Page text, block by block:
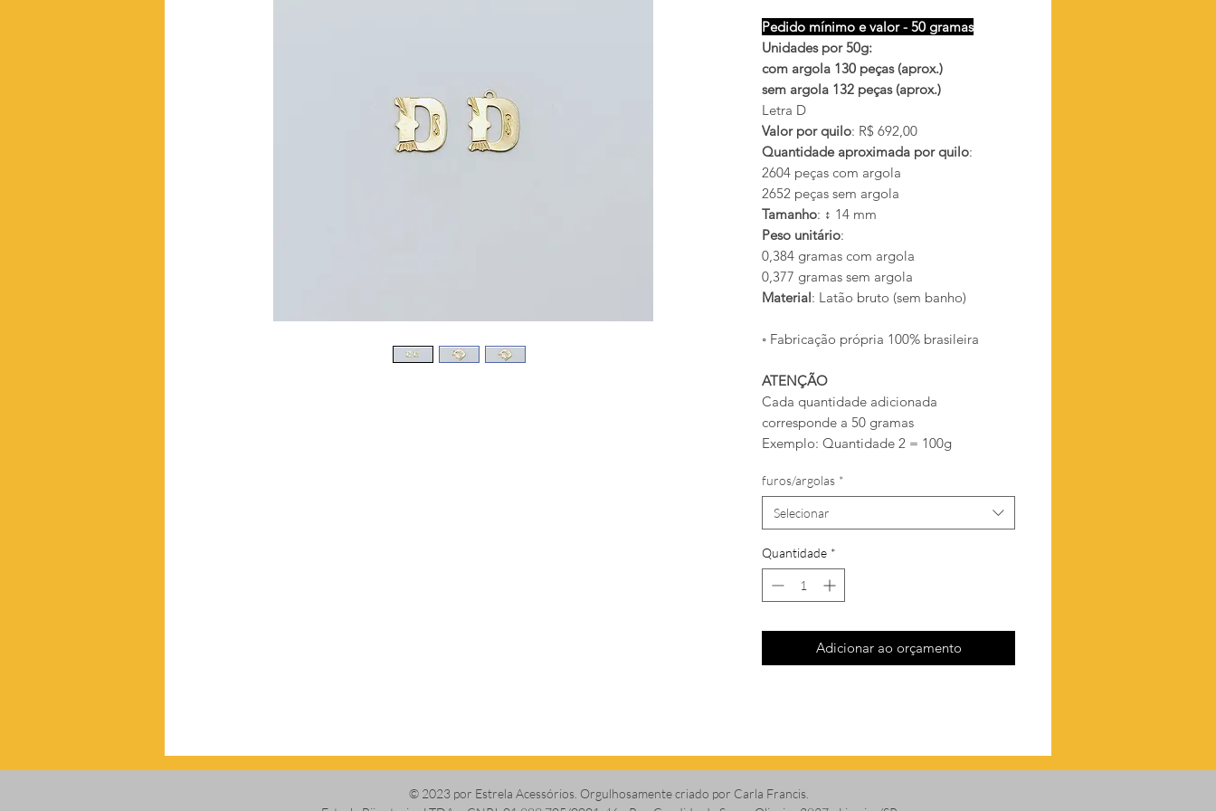
Pedido mínimo e valor - 50 gramas
Unidades por 50g:
com argola 130 peças (aprox.)
sem argola 132 peças (aprox.)
Letra D
Valor por quilo: R$ 692,00
Quantidade aproximada por quilo:
2604 peças com argola
2652 peças sem argola
Tamanho: ↕ 14 mm
Peso unitário:
0,384 gramas com argola
0,377 gramas sem argola
Material: Latão bruto (sem banho)
◦ Fabricação própria 100% brasileira
ATENÇÃO
Cada quantidade adicionada
corresponde a 50 gramas
Exemplo: Quantidade 2 = 100g
furos/argolas *
Selecionar
Quantidade *
Adicionar ao orçamento
© 2023 por Estrela Acessórios. Orgulhosamente criado por Carla Francis.